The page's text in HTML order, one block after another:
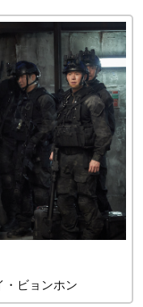
・ビョンホン